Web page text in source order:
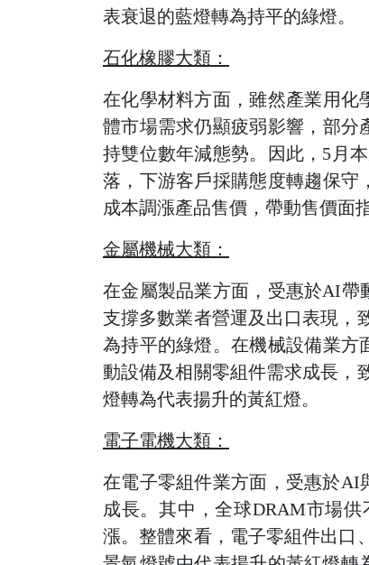
表衰退的藍燈轉為持平的綠燈。
石化橡膠大類：
在化學材料方面，雖然產業用化
體市場需求仍顯疲弱影響，部分
持雙位數年減態勢。因此，5月
落，下游客戶採購態度轉趨保守
成本調漲產品售價，帶動售價面
金屬機械大類：
在金屬製品業方面，受惠於AI帶
支撐多數業者營運及出口表現，
為持平的綠燈。在機械設備業方
動設備及相關零組件需求成長，
燈轉為代表揚升的黃紅燈。
電子電機大類：
在電子零組件業方面，受惠於AI
成長。其中，全球DRAM市場
漲。整體來看，電子零組件出口